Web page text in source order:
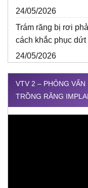
24/05/2026
Trám răng bị rơi
cách khắc phục dứt
24/05/2026
VTV 2 – PHỎNG
TRỒNG RĂNG